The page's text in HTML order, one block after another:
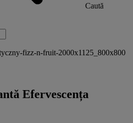
Caută
Efervescența